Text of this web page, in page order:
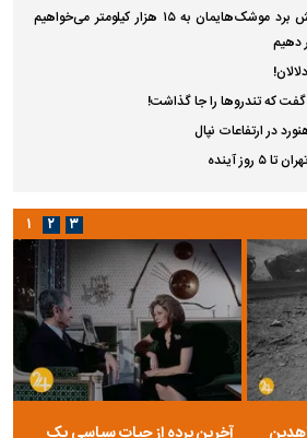
امام‌ جمعه اهواز: با افزایش برد موشک‌هایمان به ۱۵ هزار کیلومتر می‌خواهیم
دهیم
که تندروها را جا گذاشت!
آینده
۱ ۲ ۳